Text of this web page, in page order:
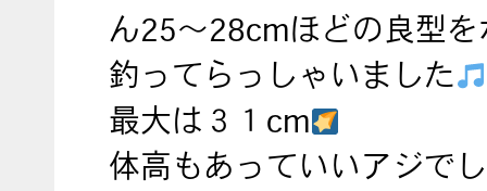
ん25～28cmほどの良型を
釣ってらっしゃいました
最大は３１cm
体高もあっていいアジで